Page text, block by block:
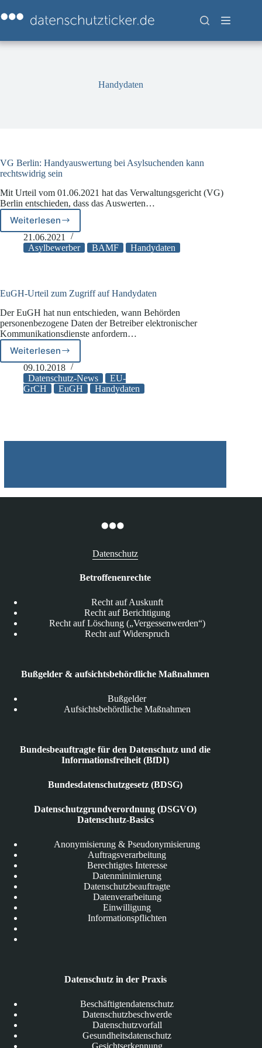
Inhalt
springen
Handydaten
VG Berlin: Handyauswertung bei Asylsuchenden kann
rechtswidrig sein
Mit Urteil vom 01.06.2021 hat das Verwaltungsgericht (VG)
Berlin entschieden, dass das Auswerten…
Weiterlesen
VG
Berlin:
Handyauswertung
rechtswidrig
21.06.2021
Asylbewerber
BAMF Handydaten
EuGH-Urteil zum Zugriff auf Handydaten
Der EuGH hat nun entschieden, wann Behörden
personenbezogene Daten der Betreiber elektronischer
Kommunikationsdienste anfordern…
Weiterlesen
EuGH-
Urteil
zum
Zugriff
09.10.2018
Datenschutz-News
EU-
GrCH
EuGH Handydaten
Datenschutz
Betroffenenrechte
Recht auf Auskunft
Recht auf Berichtigung
Recht auf Löschung („Vergessenwerden“)
Recht auf Widerspruch
Bußgelder & aufsichtsbehördliche Maßnahmen
Bußgelder
Aufsichtsbehördliche Maßnahmen
Bundesbeauftragte für den Datenschutz und die
Informationsfreiheit (BfDI)
Bundesdatenschutzgesetz (BDSG)
Datenschutzgrundverordnung (DSGVO)
Datenschutz-Basics
Anonymisierung & Pseudonymisierung
Auftragsverarbeitung
Berechtigtes Interesse
Datenminimierung
Datenschutzbeauftragte
Datenverarbeitung
Einwilligung
Informationspflichten
Datenschutz in der Praxis
Beschäftigtendatenschutz
Datenschutzbeschwerde
Datenschutzvorfall
Gesundheitsdatenschutz
Gesichtserkennung